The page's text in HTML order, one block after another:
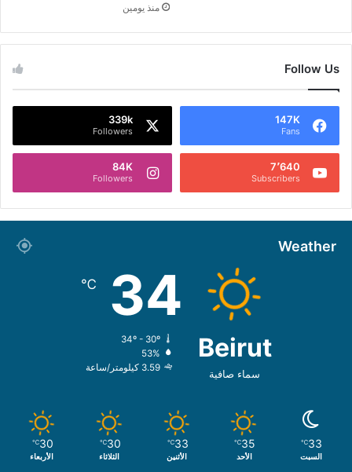
منذ يومين
Follow Us
147K
Fans
339k
Followers
7٬640
Subscribers
84K
Followers
Weather
Beirut
سماء صافية
34
℃
34º - 30º
53%
3.59 كيلومتر/ساعة
33
℃
السبت
35
℃
الأحد
33
℃
الأثنين
30
℃
الثلاثاء
30
℃
الأربعاء